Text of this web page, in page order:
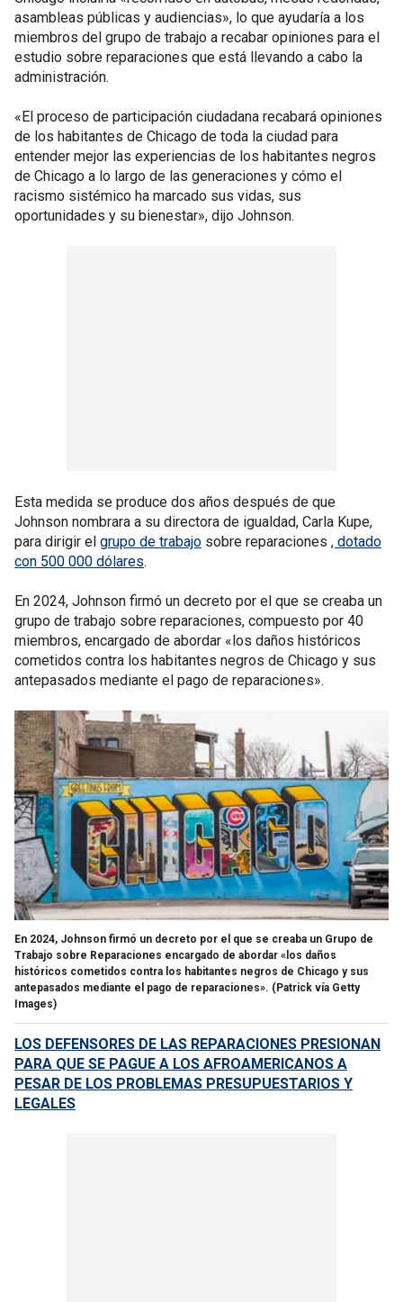
asambleas públicas y audiencias», lo que ayudaría a los
miembros del grupo de trabajo a recabar opiniones para el
estudio sobre reparaciones que está llevando a cabo la
administración.
«El proceso de participación ciudadana recabará opiniones
de los habitantes de Chicago de toda la ciudad para
entender mejor las experiencias de los habitantes negros
de Chicago a lo largo de las generaciones y cómo el
racismo sistémico ha marcado sus vidas, sus
oportunidades y su bienestar», dijo Johnson.
Esta medida se produce dos años después de que
Johnson nombrara a su directora de igualdad, Carla Kupe,
para dirigir el grupo de trabajo sobre reparaciones , dotado
con 500 000 dólares.
En 2024, Johnson firmó un decreto por el que se creaba un
grupo de trabajo sobre reparaciones, compuesto por 40
miembros, encargado de abordar «los daños históricos
cometidos contra los habitantes negros de Chicago y sus
antepasados mediante el pago de reparaciones».
En 2024, Johnson firmó un decreto por el que se creaba un Grupo de
Trabajo sobre Reparaciones encargado de abordar «los daños
históricos cometidos contra los habitantes negros de Chicago y sus
antepasados mediante el pago de reparaciones». (Patrick vía Getty
Images)
LOS DEFENSORES DE LAS REPARACIONES PRESIONAN
PARA QUE SE PAGUE A LOS AFROAMERICANOS A
PESAR DE LOS PROBLEMAS PRESUPUESTARIOS Y
LEGALES